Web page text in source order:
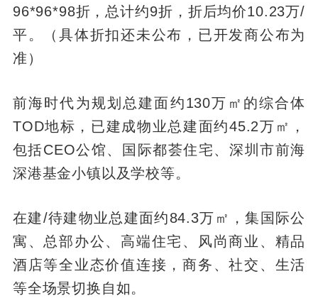
96*96*98折，总计约9折，折后均价10.23万/
平。（具体折扣还未公布，已开发商公布为
准）
前海时代为规划总建面约130万㎡的综合体
TOD地标，已建成物业总建面约45.2万㎡，
包括CEO公馆、国际都荟住宅、深圳市前海
深港基金小镇以及学校等。
在建/待建物业总建面约84.3万㎡，集国际公
寓、总部办公、高端住宅、风尚商业、精品
酒店等全业态价值连接，商务、社交、生活
等全场景切换自如。